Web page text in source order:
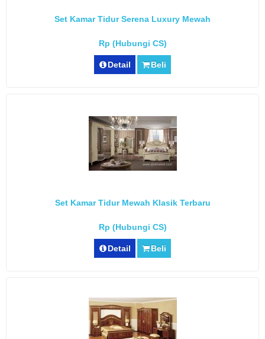
Set Kamar Tidur Serena Luxury Mewah
Rp (Hubungi CS)
Detail Beli
Set Kamar Tidur Mewah Klasik Terbaru
Rp (Hubungi CS)
Detail Beli